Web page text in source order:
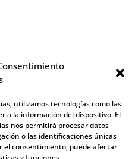
utilizamos tecnologías como las
a la información del dispositivo. El
nos permitirá procesar datos
o las identificaciones únicas
el consentimiento, puede afectar